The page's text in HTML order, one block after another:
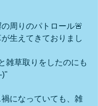
周りのパトロール🚨
生えてきておりまし
雑草取りをしたのにも
になっていても、雑